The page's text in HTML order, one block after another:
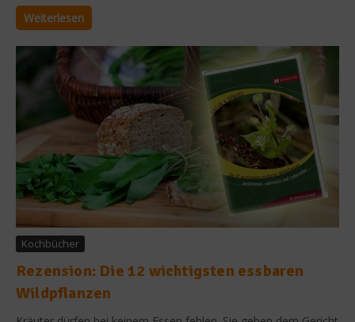
Weiterlesen
Kochbücher
Rezension: Die 12 wichtigsten essbaren
Wildpflanzen